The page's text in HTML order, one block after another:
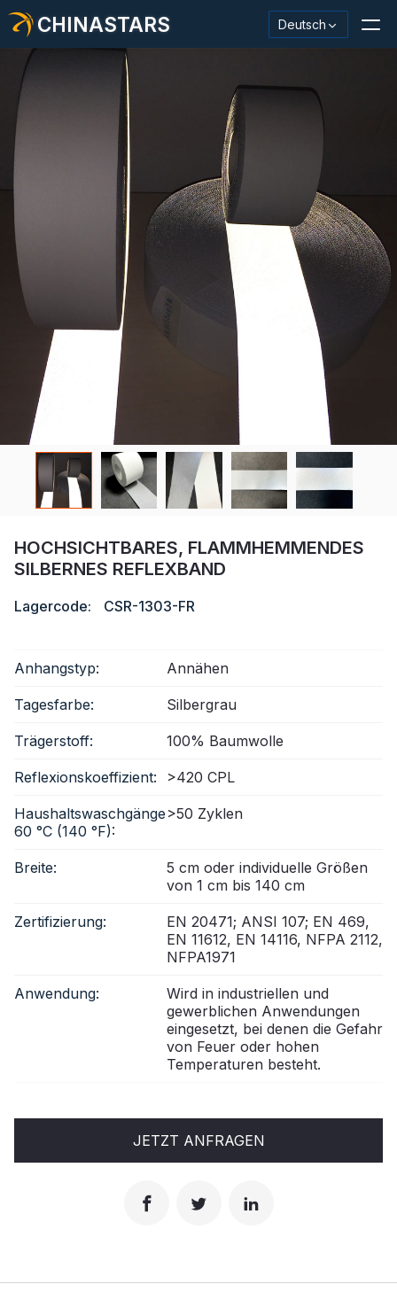
CHINASTARS Deutsch
Reflektierendes Material / Klebeband
Modischer reflektierender Stoff
Sicherheitskleidung
Im Dunkeln leuchtendes Material
Industrieller Waschbesatz
Über CHINASTARS
Neues Produkt
Zertifikat
Katalog
Video
HOCHSICHTBARES, FLAMMHEMMENDES
SILBERNES REFLEXBAND
Lagercode: CSR-1303-FR
Anhangstyp: Annähen
Tagesfarbe: Silbergrau
Trägerstoff: 100% Baumwolle
Reflexionskoeffizient: >420 CPL
Haushaltswaschgänge
60 °C (140 °F):
>50 Zyklen
Breite:
5 cm oder individuelle Größen
von 1 cm bis 140 cm
Zertifizierung:
EN 20471; ANSI 107; EN 469,
EN 11612, EN 14116, NFPA 2112,
NFPA1971
Anwendung:
Wird in industriellen und
gewerblichen Anwendungen
eingesetzt, bei denen die Gefahr
von Feuer oder hohen
Temperaturen besteht.
JETZT ANFRAGEN